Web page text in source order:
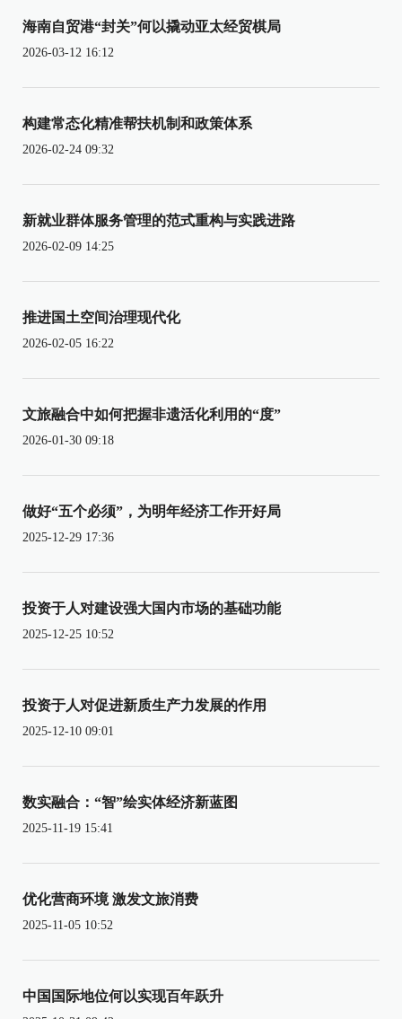
海南自贸港“封关”何以撬动亚太经贸棋局
2026-03-12 16:12
构建常态化精准帮扶机制和政策体系
2026-02-24 09:32
新就业群体服务管理的范式重构与实践进路
2026-02-09 14:25
推进国土空间治理现代化
2026-02-05 16:22
文旅融合中如何把握非遗活化利用的“度”
2026-01-30 09:18
做好“五个必须”，为明年经济工作开好局
2025-12-29 17:36
投资于人对建设强大国内市场的基础功能
2025-12-25 10:52
投资于人对促进新质生产力发展的作用
2025-12-10 09:01
数实融合：“智”绘实体经济新蓝图
2025-11-19 15:41
优化营商环境 激发文旅消费
2025-11-05 10:52
中国国际地位何以实现百年跃升